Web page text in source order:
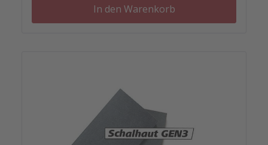
In den Warenkorb